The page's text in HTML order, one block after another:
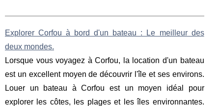
Explorer Corfou à bord d'un bateau : Le meilleur des
deux mondes.
Lorsque vous voyagez à Corfou, la location d'un bateau
est un excellent moyen de découvrir l'île et ses environs.
Louer un bateau à Corfou est un moyen idéal pour
explorer les côtes, les plages et les îles environnantes.